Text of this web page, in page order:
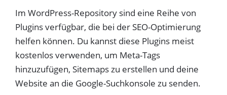
Im WordPress-Repository sind eine Reihe von
Plugins verfügbar, die bei der SEO-Optimierung
helfen können. Du kannst diese Plugins meist
kostenlos verwenden, um Meta-Tags
hinzuzufügen, Sitemaps zu erstellen und deine
Website an die Google-Suchkonsole zu senden.